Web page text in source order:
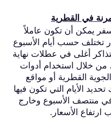
في القطرية
يمكن أن تكون عاملاً
تختلف حسب أيام الأسبوع
أغلى في عطلات نهاية
من خلال استخدام أدوات
القطرية أو مواقع
الأيام التي تكون فيها
منتصف الأسبوع وخارج
ارتفاع الأسعار.